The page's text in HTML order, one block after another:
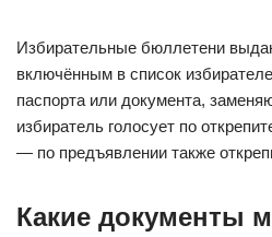
Избирательные бюллетени
включённым в список
паспорта или документа,
избиратель голосует по
— по предъявлении также
Какие документы